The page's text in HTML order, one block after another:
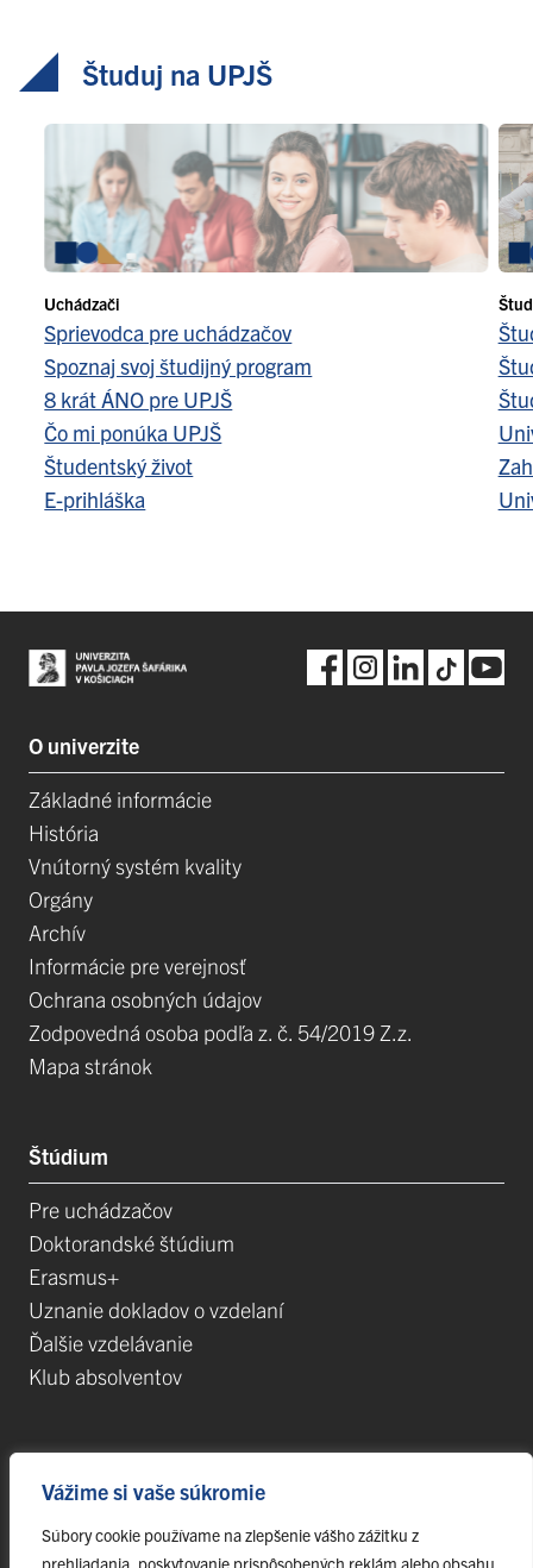
Vážime si vaše súkromie
Súbory cookie používame na zlepšenie vášho zážitku z
prehliadania, poskytovanie prispôsobených reklám alebo obsahu
Študuj na UPJŠ
Uchádzači
Sprievodca pre uchádzačov
Spoznaj svoj študijný program
8 krát ÁNO pre UPJŠ
Čo mi ponúka UPJŠ
Študentský život
E-prihláška
O univerzite
Základné informácie
História
Vnútorný systém kvality
Orgány
Archív
Informácie pre verejnosť
Ochrana osobných údajov
Zodpovedná osoba podľa z. č. 54/2019 Z.z.
Mapa stránok
Štúdium
Pre uchádzačov
Doktorandské štúdium
Erasmus+
Uznanie dokladov o vzdelaní
Ďalšie vzdelávanie
Klub absolventov
Projekty